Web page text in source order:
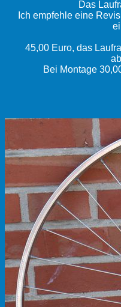
Das
Ich empfehle eine
45,00 Euro, das
Bei Montage